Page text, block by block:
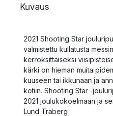
Kuvaus
2021 Shooting Star
valmistettu kullatusta
kerroksittaiseksi
kärki on hieman muita
kuuseen tai ikkunaan ja
kotiin. Shooting Star -
2021 joulukokoelmaan ja
Lund Traberg